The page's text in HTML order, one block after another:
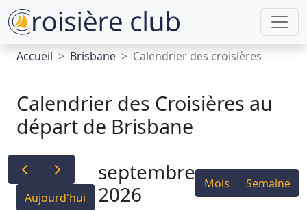
Accueil Brisbane Calendrier des croisières
Calendrier des Croisières au
départ de Brisbane
Aujourd'hui
septembre
2026
Mois Semaine